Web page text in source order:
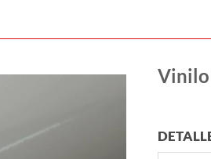
Vinilo